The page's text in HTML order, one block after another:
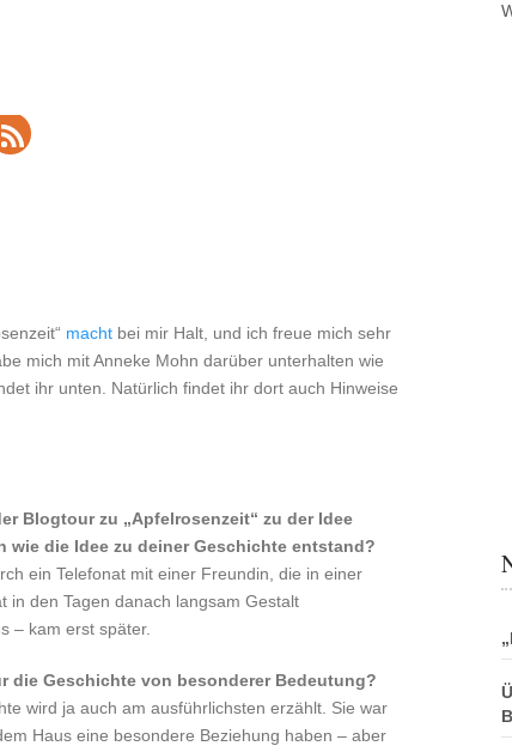
macht bei mir Halt, und ich freue mich sehr
mich mit Anneke Mohn darüber unterhalten wie
ihr unten. Natürlich findet ihr dort auch Hinweise
Blogtour zu „Apfelrosenzeit“ zu der Idee
wie die Idee zu deiner Geschichte entstand?
ein Telefonat mit einer Freundin, die in einer
in den Tagen danach langsam Gestalt
– kam erst später.
die Geschichte von besonderer Bedeutung?
wird ja auch am ausführlichsten erzählt. Sie war
Haus eine besondere Beziehung haben – aber